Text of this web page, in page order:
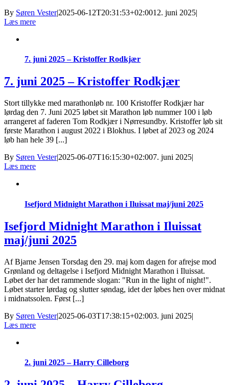
By Søren Vester|2025-06-12T20:31:53+02:0012. juni 2025|
Læs mere
7. juni 2025 – Kristoffer Rodkjær
7. juni 2025 – Kristoffer Rodkjær
Stort tillykke med marathonløb nr. 100 Kristoffer Rodkjær har
lørdag den 7. Juni 2025 løbet sit Marathon løb nummer 100 i løb
arrangeret af faderen Tom Rodkjær i Nørresundby. Kristoffer løb sit
første Marathon i august 2022 i Blokhus. I løbet af 2023 og 2024
løb han hele 39 [...]
By Søren Vester|2025-06-07T16:15:30+02:007. juni 2025|
Læs mere
Isefjord Midnight Marathon i Iluissat maj/juni 2025
Isefjord Midnight Marathon i Iluissat
maj/juni 2025
Af Bjarne Jensen Torsdag den 29. maj kom dagen for afrejse mod
Grønland og deltagelse i Isefjord Midnight Marathon i Iluissat.
Løbet der har det rammende slogan: "Run in the light of night!".
Løbet starter lørdag og slutter søndag, idet der løbes hen over midnat
i midnatssolen. Først [...]
By Søren Vester|2025-06-03T17:38:15+02:003. juni 2025|
Læs mere
2. juni 2025 – Harry Cilleborg